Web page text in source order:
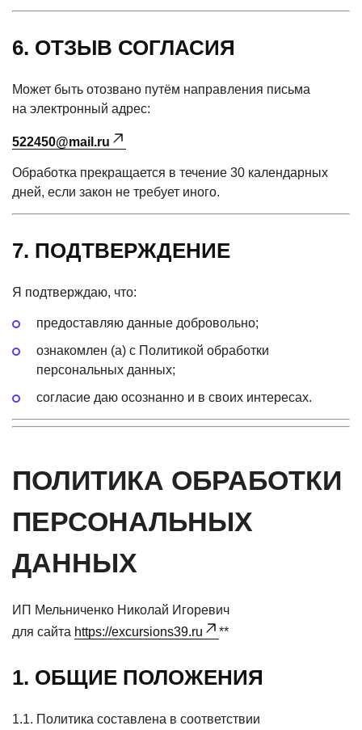
6. ОТЗЫВ СОГЛАСИЯ
Может быть отозвано путём направления письма
на электронный адрес:
522450@mail.ru
Обработка прекращается в течение 30 календарных
дней, если закон не требует иного.
7. ПОДТВЕРЖДЕНИЕ
Я подтверждаю, что:
предоставляю данные добровольно;
ознакомлен (а) с Политикой обработки
персональных данных;
согласие даю осознанно и в своих интересах.
ПОЛИТИКА ОБРАБОТКИ
ПЕРСОНАЛЬНЫХ
ДАННЫХ
ИП Мельниченко Николай Игоревич
для сайта https://excursions39.ru **
1. ОБЩИЕ ПОЛОЖЕНИЯ
1.1. Политика составлена в соответствии